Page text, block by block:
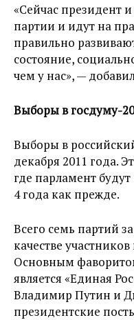
«Сейчас президент
партии и идут на
правильно
состояние,
чем у нас», —
Выборы в госдуму-
Выборы в
декабря 2011 года.
где парламент будут
4 года как прежде.
Всего семь партий
качестве
Основным
является «Единая
Владимир Путин и
президентские